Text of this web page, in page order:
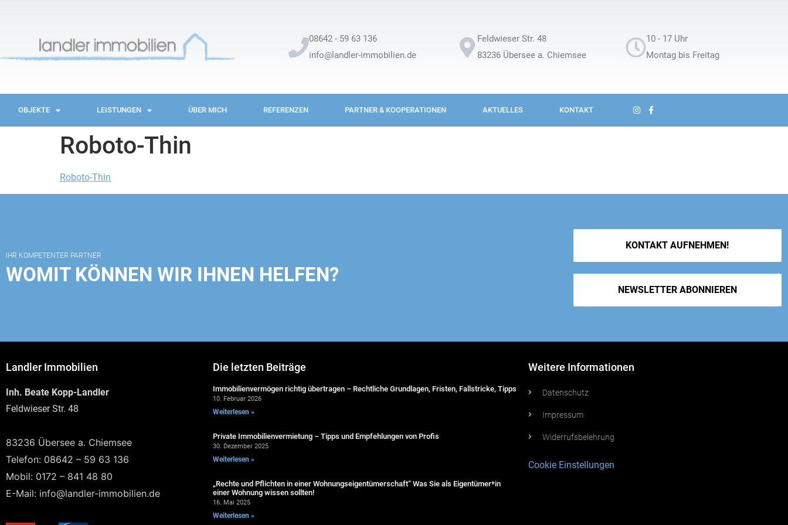
08642 - 59 63 136
info@landler-immobilien.de
Feldwieser Str. 48
83236 Übersee a. Chiemsee
10 - 17 Uhr
Montag bis Freitag
OBJEKTE LEISTUNGEN ÜBER MICH REFERENZEN PARTNER & KOOPERATIONEN AKTUELLES KONTAKT
Roboto-Thin
Roboto-Thin
IHR KOMPETENTER PARTNER
WOMIT KÖNNEN WIR IHNEN HELFEN?
KONTAKT AUFNEHMEN!
NEWSLETTER ABONNIEREN
Landler Immobilien
Inh. Beate Kopp-Landler
Feldwieser Str. 48
83236 Übersee a. Chiemsee
Telefon: 08642 – 59 63 136
Mobil: 0172 – 841 48 80
E-Mail: info@landler-immobilien.de
Die letzten Beiträge
Immobilienvermögen richtig übertragen – Rechtliche Grundlagen, Fristen, Fallstricke, Tipps
10. Februar 2026
Weiterlesen »
Private Immobilienvermietung – Tipps und Empfehlungen von Profis
30. Dezember 2025
Weiterlesen »
„Rechte und Pflichten in einer Wohnungseigentümerschaft“ Was Sie als Eigentümer*in
einer Wohnung wissen sollten!
16. Mai 2025
Weiterlesen »
Weitere Informationen
Datenschutz
Impressum
Widerrufsbelehrung
Cookie Einstellungen